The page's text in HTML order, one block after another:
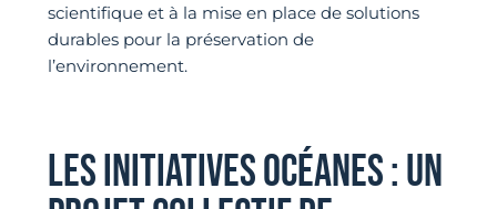
scientifique et à la mise en place de solutions
durables pour la préservation de
l’environnement.
LES INITIATIVES OCÉANES : UN